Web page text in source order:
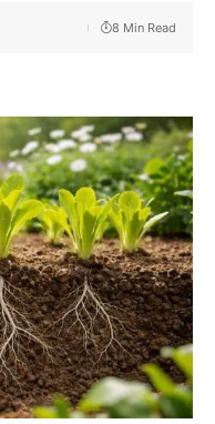
8 Min Read